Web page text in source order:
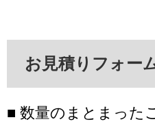
お見積りフォー
■ 数量のまとまった